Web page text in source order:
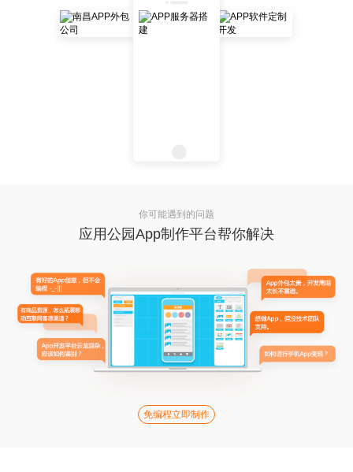
你可能遇到的问题
应用公园App制作平台帮你解决
免编程立即制作